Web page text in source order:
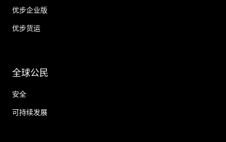
优步企业版
优步货运
全球公民
安全
可持续发展